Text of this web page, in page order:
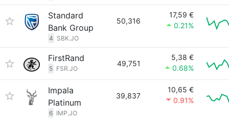
Standard
Bank Group
4 SBK.JO
50,316
17,59 €
0.21%
FirstRand
5 FSR.JO
49,751
5,38 €
0.68%
Impala
Platinum
6 IMP.JO
39,837
10,65 €
0.91%